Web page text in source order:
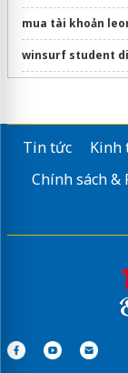
mua tài khoản
winsurf student
Tin tức Kinh
Chính sách &